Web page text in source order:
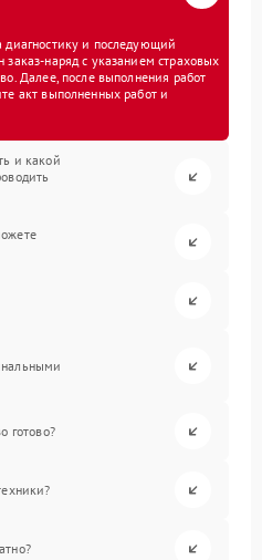
диагностику и последующий
заказ-наряд с указанием страховых
Далее, после выполнения работ
акт выполненных работ и
и какой
готово?